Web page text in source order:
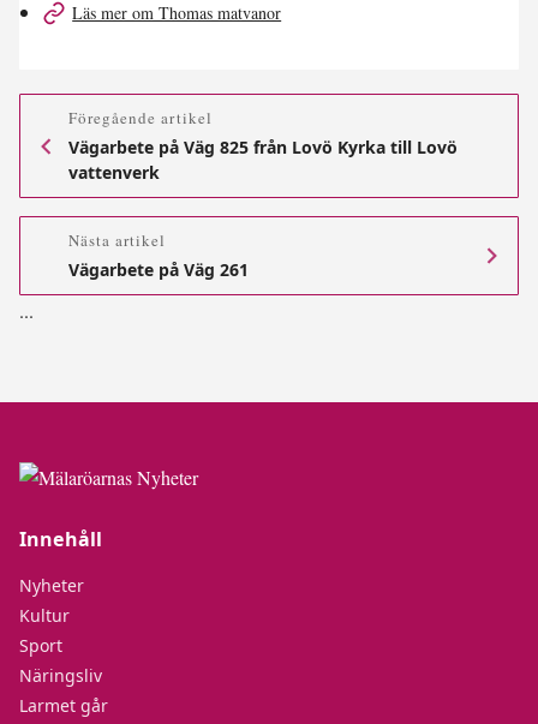
Läs mer om Thomas matvanor
Föregående artikel
Vägarbete på Väg 825 från Lovö Kyrka till Lovö
vattenverk
Nästa artikel
Vägarbete på Väg 261
...
Innehåll
Nyheter
Kultur
Sport
Näringsliv
Larmet går